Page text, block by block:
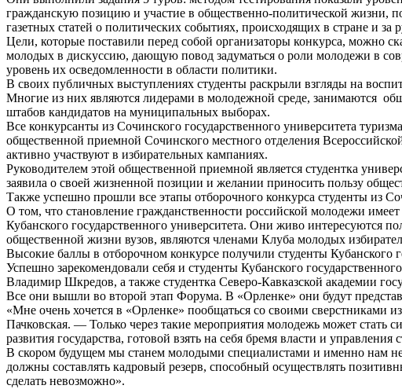
гражданскую позицию и участие в общественно-политической жизни,
газетных статей о политических событиях, происходящих в стране и
Цели, которые поставили перед собой организаторы конкурса, можно
молодых в дискуссию, дающую повод задуматься о роли молодежи в
уровень их осведомленности в области политики.
В своих публичных выступлениях студенты раскрыли взгляды на
Многие из них являются лидерами в молодежной среде, занимаются
штабов кандидатов на муниципальных выборах.
Все конкурсанты из Сочинского государственного университета
общественной приемной Сочинского местного отделения
активно участвуют в избирательных кампаниях.
Руководителем этой общественной приемной является студентка
заявила о своей жизненной позиции и желании приносить пользу
Также успешно прошли все этапы отборочного конкурса студенты из
О том, что становление гражданственности российской молодежи
Кубанского государственного университета. Они живо интересуются
общественной жизни вузов, являются членами Клуба молодых
Высокие баллы в отборочном конкурсе получили студенты
Успешно зарекомендовали себя и студенты Кубанского
Владимир Шкредов, а также студентка Северо-Кавказской академии
Все они вышли во второй этап Форума. В «Орленке» они будут
«Мне очень хочется в «Орленке» пообщаться со своими сверстниками
Пачковская. — Только через такие мероприятия молодежь может стать
развития государства, готовой взять на себя бремя власти и управления
В скором будущем мы станем молодыми специалистами и именно нам
должны составлять кадровый резерв, способный осуществлять
сделать невозможно».